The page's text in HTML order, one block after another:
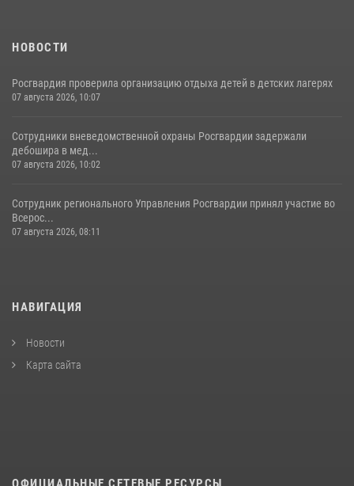
НОВОСТИ
Росгвардия проверила организацию отдыха детей в детских лагерях
07 августа 2026, 10:07
Сотрудники вневедомственной охраны Росгвардии задержали
дебошира в мед...
07 августа 2026, 10:02
Сотрудник регионального Управления Росгвардии принял участие во
Всерос...
07 августа 2026, 08:11
НАВИГАЦИЯ
Новости
Карта сайта